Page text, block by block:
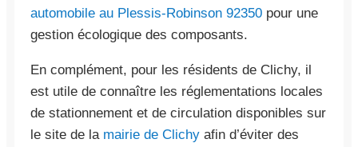
automobile au Plessis-Robinson 92350 pour une
gestion écologique des composants.
En complément, pour les résidents de Clichy, il
est utile de connaître les réglementations locales
de stationnement et de circulation disponibles sur
le site de la mairie de Clichy afin d’éviter des